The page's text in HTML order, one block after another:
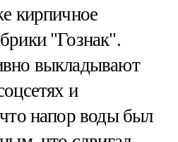
кирпичное
"Гознак".
выкладывают
и
напор воды был